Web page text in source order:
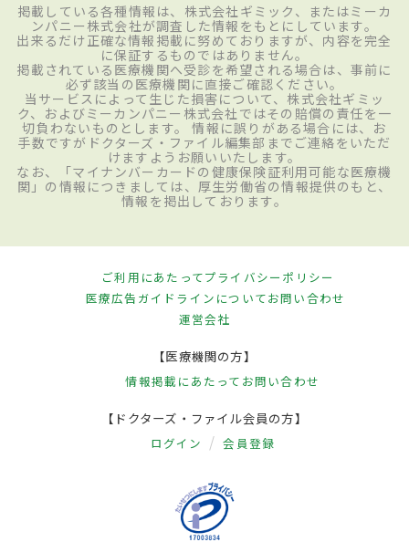
掲載している各種情報は、株式会社ギミック、またはミーカ
ンパニー株式会社が調査した情報をもとにしています。
出来るだけ正確な情報掲載に努めておりますが、内容を完全
に保証するものではありません。
掲載されている医療機関へ受診を希望される場合は、事前に
必ず該当の医療機関に直接ご確認ください。
当サービスによって生じた損害について、株式会社ギミッ
ク、およびミーカンパニー株式会社ではその賠償の責任を一
切負わないものとします。 情報に誤りがある場合には、お
手数ですがドクターズ・ファイル編集部までご連絡をいただ
けますようお願いいたします。
なお、「マイナンバーカードの健康保険証利用可能な医療機
関」の情報につきましては、厚生労働省の情報提供のもと、
情報を掲出しております。
ご利用にあたってプライバシーポリシー
医療広告ガイドラインについてお問い合わせ
運営会社
【医療機関の方】
情報掲載にあたって お問い合わせ
【ドクターズ・ファイル会員の方】
ログイン 会員登録